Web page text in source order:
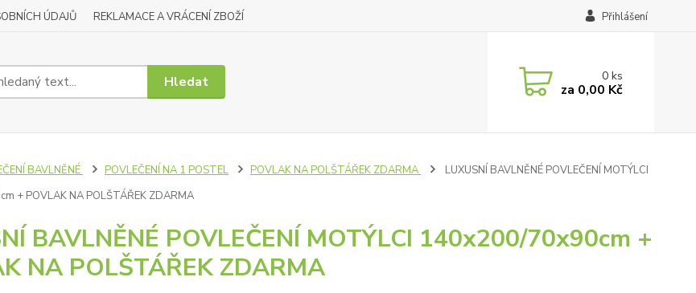
ÚDAJŮ REKLAMACE A VRÁCENÍ ZBOŽÍ Přihlášení
Hledat 0ks
za 0,00 Kč
BAVLNĚNÉ POVLEČENÍ NA 1 POSTEL POVLAK NA POLŠTÁŘEK ZDARMA
LUXUSNÍ BAVLNĚNÉ POVLEČENÍ MOTÝLCI
+ POVLAK NA POLŠTÁŘEK ZDARMA
BAVLNĚNÉ POVLEČENÍ MOTÝLCI 140x200/70x90cm +
NA POLŠTÁŘEK ZDARMA